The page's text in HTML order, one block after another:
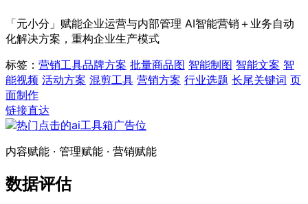
「元小分」赋能企业运营与内部管理 AI智能营销＋业务自动
化解决方案，重构企业生产模式
标签： 营销工具品牌方案 批量商品图 智能制图 智能文案 智
能视频 活动方案 混剪工具 营销方案 行业选题 长尾关键词 页
面制作
链接直达
内容赋能 · 管理赋能 · 营销赋能
数据评估